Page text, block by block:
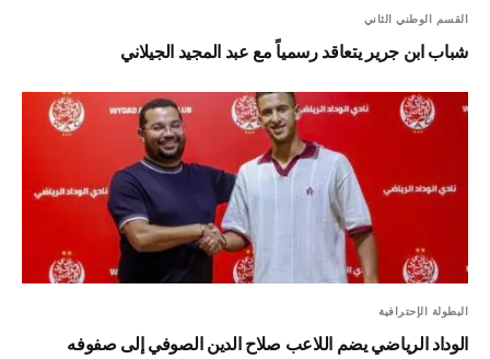
القسم الوطني الثاني
شباب ابن جرير يتعاقد رسمياً مع عبد المجيد الجيلاني
البطولة الإحترافية
الوداد الرياضي يضم اللاعب صلاح الدين الصوفي إلى صفوفه